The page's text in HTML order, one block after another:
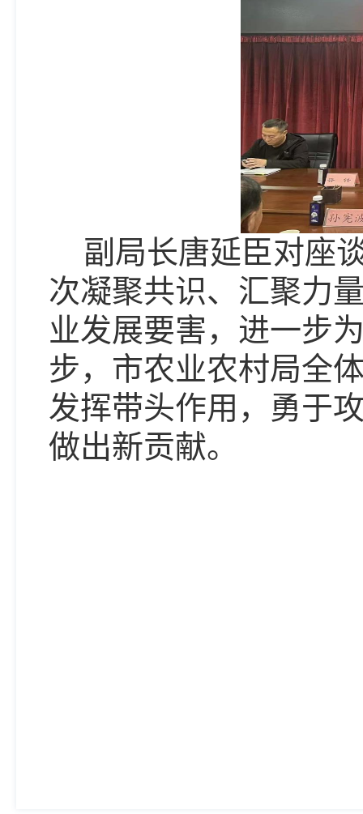
副局长唐延臣对座
次凝聚共识、汇聚力
业发展要害，进一步
步，市农业农村局全
发挥带头作用，勇于
做出新贡献。